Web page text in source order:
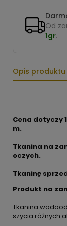
Od
1gr.
Opis produktu
Cena dotyczy
m.
Tkanina na
oczych.
Tkaninę
Produkt na
Tkanina
szycia różnych